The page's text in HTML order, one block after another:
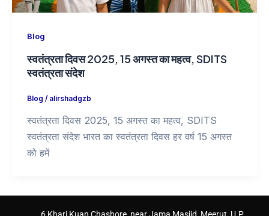
Blog
स्वतंत्रता दिवस 2025, 15 अगस्त का महत्व, SDITS
स्वतंत्रता संदेश
Blog / alirshadgzb
स्वतंत्रता दिवस 2025, 15 अगस्त का महत्व, SDITS
स्वतंत्रता संदेश भारत का स्वतंत्रता दिवस हर वर्ष 15 अगस्त
को हमें